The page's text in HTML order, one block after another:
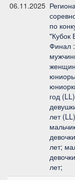
06.11.2025
по
"Кубок
Финал :
год
лет
лет;
лет;